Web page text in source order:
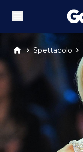
Spettacolo